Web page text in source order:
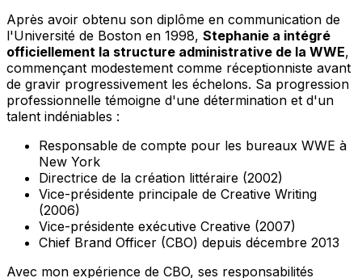
Après avoir obtenu son diplôme en communication de
l'Université de Boston en 1998, Stephanie a intégré
officiellement la structure administrative de la WWE,
commençant modestement comme réceptionniste avant
de gravir progressivement les échelons. Sa progression
professionnelle témoigne d'une détermination et d'un
talent indéniables :
Responsable de compte pour les bureaux WWE à
New York
Directrice de la création littéraire (2002)
Vice-présidente principale de Creative Writing
(2006)
Vice-présidente exécutive Creative (2007)
Chief Brand Officer (CBO) depuis décembre 2013
Avec mon expérience de CBO, ses responsabilités